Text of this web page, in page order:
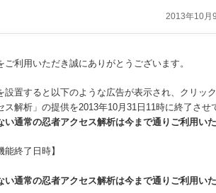
2013年10月
利用いただき誠にありがとうございます。
設置すると以下のような広告が表示され、クリッ
解析」の提供を2013年10月31日11時に終了させ
通常の忍者アクセス解析は今まで通りご利用いた
能終了日時】
通常の忍者アクセス解析は今まで通りご利用いた